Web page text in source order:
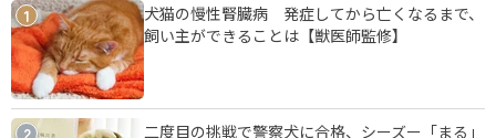
1
犬猫の慢性腎臓病 発症してから亡くなるまで、
飼い主ができることは【獣医師監修】
2 二度目の挑戦で警察犬に合格、シーズー「まる」